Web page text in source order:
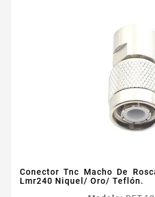
Conector Tnc Macho De
Lmr240 Niquel/ Oro/ Teflón.